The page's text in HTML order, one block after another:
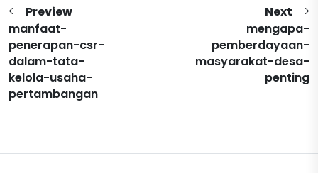
Preview
manfaat-
penerapan-csr-
dalam-tata-
kelola-usaha-
pertambangan
Next
mengapa-
pemberdayaan-
masyarakat-desa-
penting